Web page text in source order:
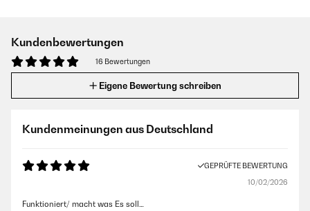
Kundenbewertungen
16 Bewertungen
Eigene Bewertung schreiben
Kundenmeinungen aus Deutschland
GEPRÜFTE BEWERTUNG
10/02/2026
Funktioniert/ macht was Es soll…